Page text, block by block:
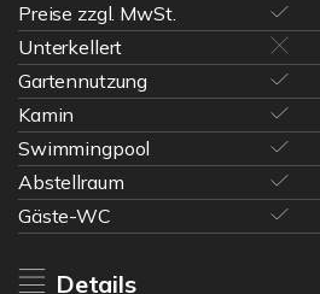
Preise zzgl. MwSt.
Unterkellert
Gartennutzung
Kamin
Swimmingpool
Abstellraum
Gäste-WC
Details